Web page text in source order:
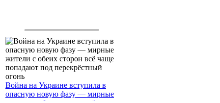
Война на Украине вступила в
опасную новую фазу — мирные